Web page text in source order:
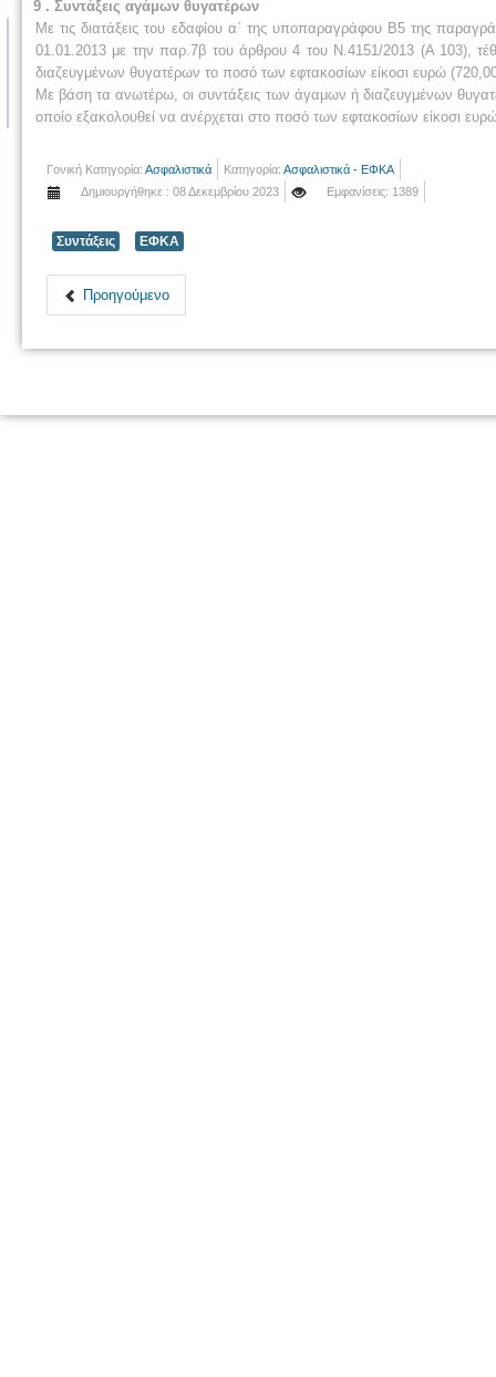
9 . Συντάξεις αγάμων θυγατέρων
Με τις διατάξεις του εδαφίου α΄ της υποπαραγράφου Β5 της
01.01.2013 με την παρ.7β του άρθρου 4 του Ν.4151/2013 (Α 103),
διαζευγμένων θυγατέρων το ποσό των εφτακοσίων είκοσι ευρώ
Με βάση τα ανωτέρω, οι συντάξεις των άγαμων ή διαζευγμένων
οποίο εξακολουθεί να ανέρχεται στο ποσό των εφτακοσίων είκοσι
Γονική Κατηγορία: Ασφαλιστικά Κατηγορία: Ασφαλιστικά - ΕΦΚΑ
Δημιουργήθηκε : 08 Δεκεμβρίου 2023
Εμφανίσεις: 1389
Συντάξεις ΕΦΚΑ
Προηγούμενο